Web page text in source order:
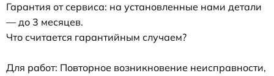
Гарантия от сервиса: на установленные нами детали
— до 3 месяцев.
Что считается гарантийным случаем?
Для работ: Повторное возникновение неисправности,